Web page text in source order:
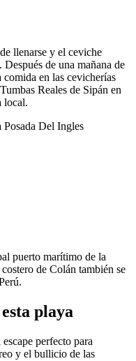
llenarse y el ceviche
de una mañana de
en las cevicherías
Reales de Sipán en
local.
Del Ingles
puerto marítimo de la
de Colán también se
playa
perfecto para
y el bullicio de las